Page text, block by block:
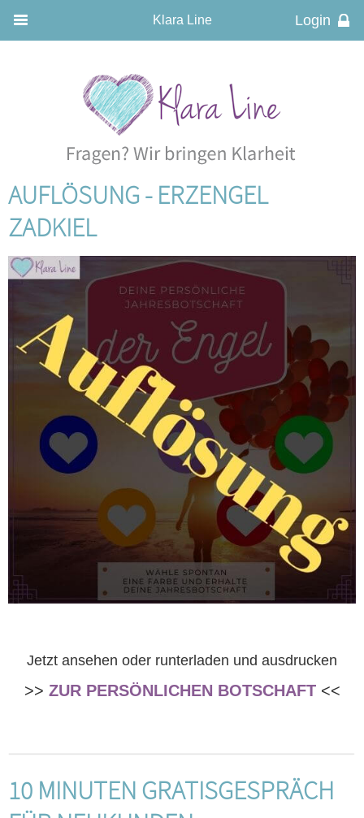
Klara Line
AUFLÖSUNG - ERZENGEL
ZADKIEL
Jetzt ansehen oder runterladen und ausdrucken
>> ZUR PERSÖNLICHEN BOTSCHAFT<<
10 MINUTEN GRATISGESPRÄCH